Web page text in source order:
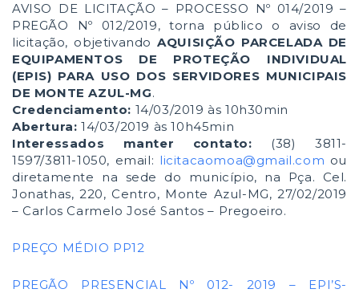
AVISO DE LICITAÇÃO – PROCESSO Nº 014/2019 –
PREGÃO Nº 012/2019, torna público o aviso de
licitação, objetivandoAQUISIÇÃO PARCELADA DE
EQUIPAMENTOS DE PROTEÇÃO INDIVIDUAL
(EPIS) PARA USO DOS SERVIDORES MUNICIPAIS
DE MONTE AZUL-MG.
Credenciamento: 14/03/2019 às 10h30min
Abertura: 14/03/2019 às 10h45min
Interessados manter contato: (38) 3811-
1597/3811-1050, email: licitacaomoa@gmail.com ou
diretamente na sede do município, na Pça. Cel.
Jonathas, 220, Centro, Monte Azul-MG, 27/02/2019
– Carlos Carmelo José Santos – Pregoeiro.
PREÇO MÉDIO PP12
PREGÃO PRESENCIAL Nº 012- 2019 – EPI’S-